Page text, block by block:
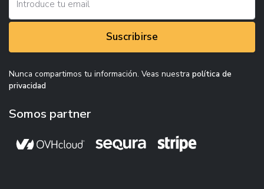
Suscribirse
Nunca compartimos tu información. Veas nuestra política de
privacidad
Somos partner